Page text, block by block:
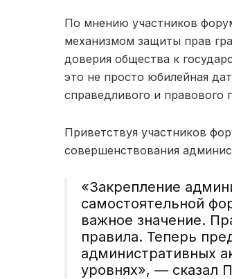
По мнению участников
механизмом защиты прав
доверия общества к
это не просто юбилейная
справедливого и правового
Приветствуя участников
совершенствования
«Закрепление
самостоятельной
важное значение.
правила. Теперь
административных
уровнях», — сказал